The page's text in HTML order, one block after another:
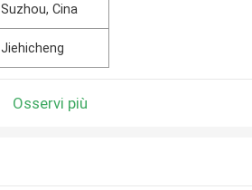
Suzhou, Cina
Jiehicheng
Osservi più